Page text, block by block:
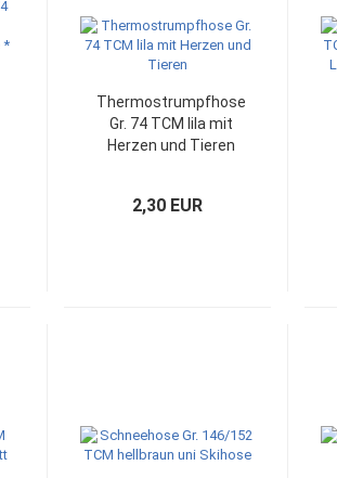
Thermostrumpfhose
Gr. 74 TCM lila mit
Herzen und Tieren
2,30 EUR